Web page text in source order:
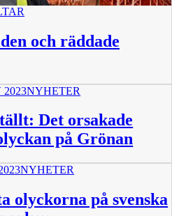
och räddade
2023NYHETER
Det orsakade
på Grönan
NYHETER
olyckorna på svenska